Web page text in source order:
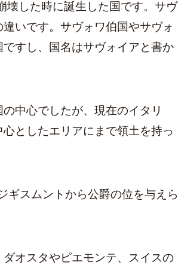
壊した時に誕生した国です。サヴ
いです。サヴォワ伯国やサヴォ
すし、国名はサヴォイアと書か
中心でしたが、現在のイタリ
としたエリアにまで領土を持っ
ギスムントから公爵の位を与えら
オスタやピエモンテ、スイスの